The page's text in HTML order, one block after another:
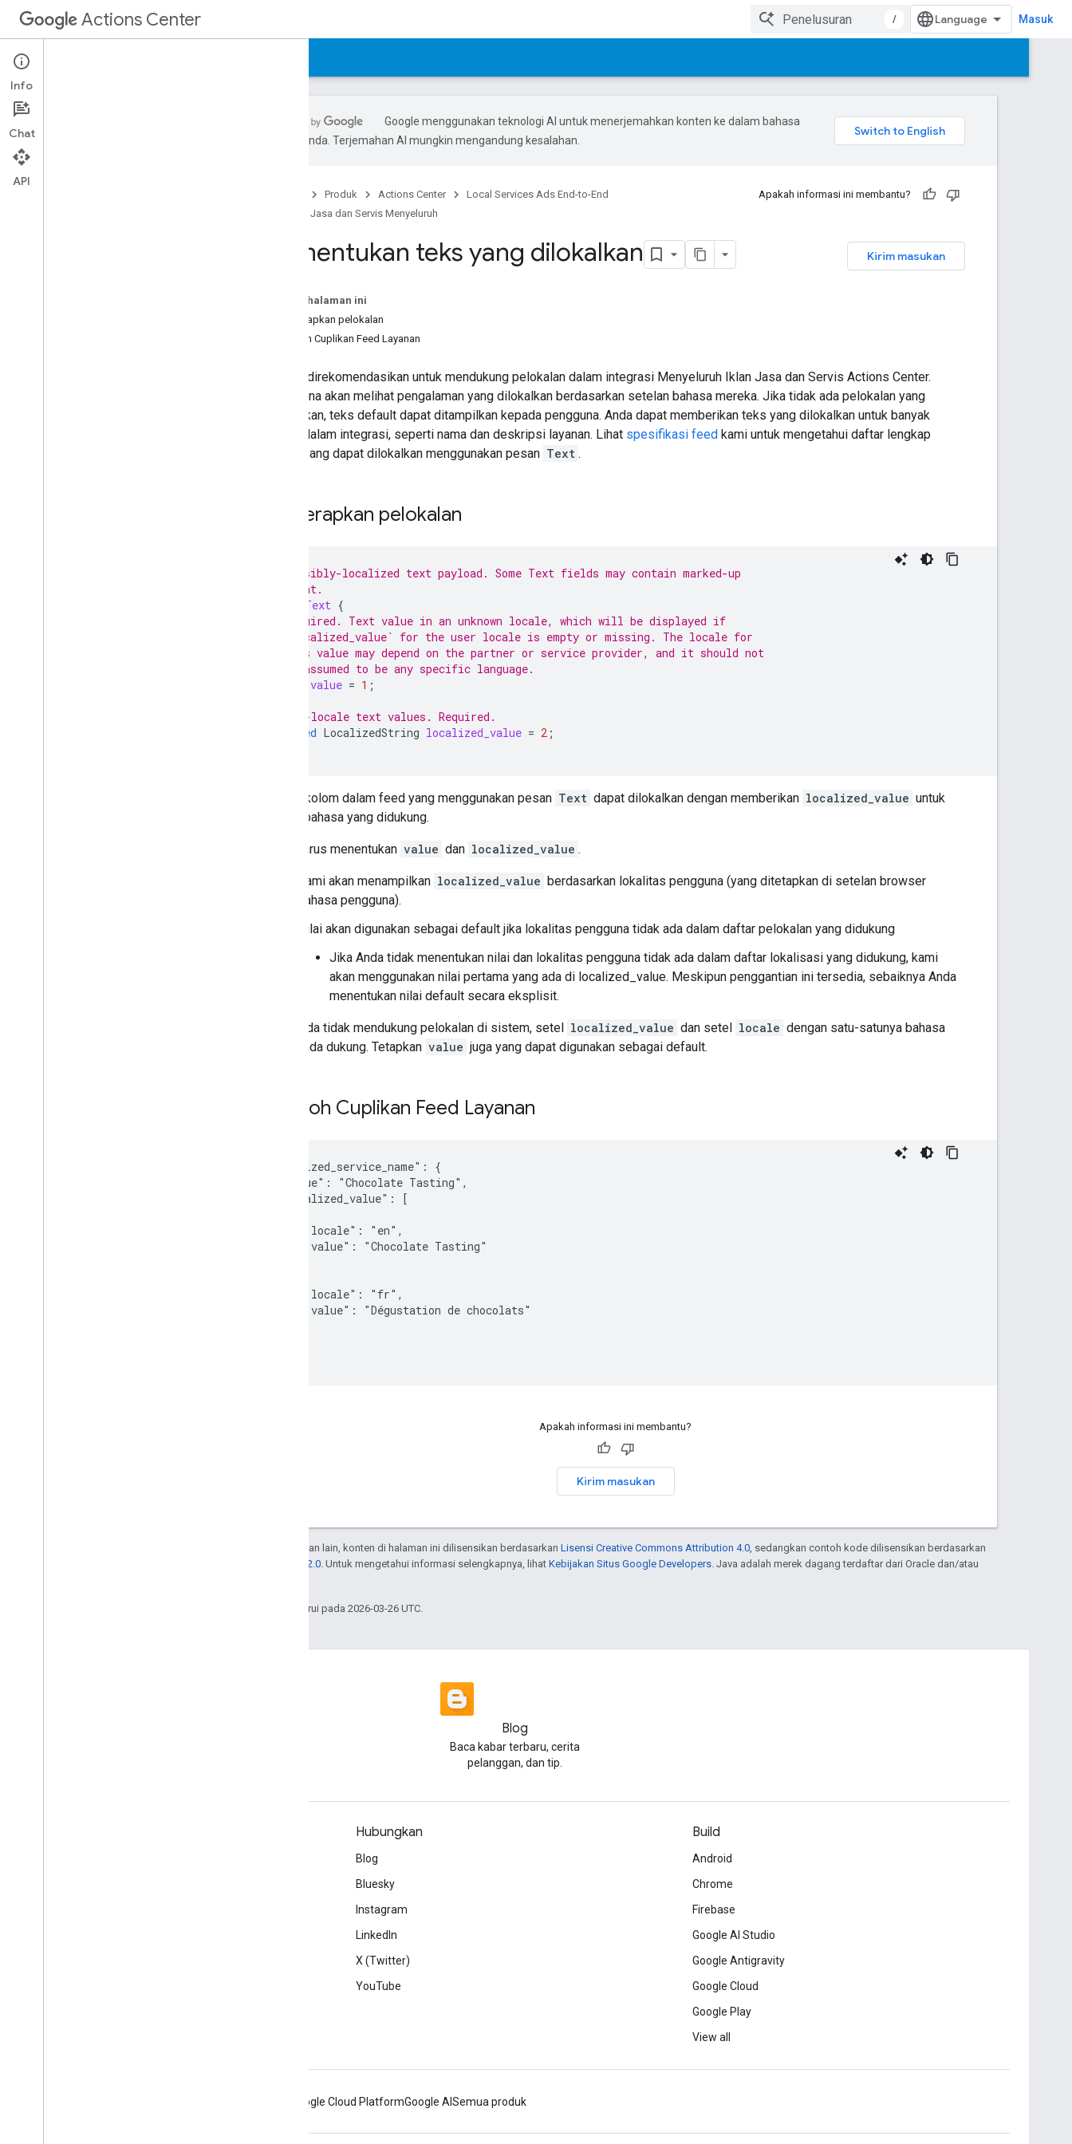
Actions Center / Masuk
Ringkasan dan Kelayakan
Kebijakan
Google menggunakan teknologi AI untuk menerjemahkan konten ke dalam bahasa
pilihan Anda. Terjemahan AI mungkin mengandung kesalahan.
Produk Actions Center
Local Services Ads End-to-End
Iklan Jasa dan Servis Menyeluruh
Apakah informasi ini membantu?
Kirim masukan
Menentukan teks yang dilokalkan
Pada halaman ini
Menerapkan pelokalan
Contoh Cuplikan Feed Layanan
Sangat direkomendasikan untuk mendukung pelokalan dalam integrasi Menyeluruh Iklan Jasa dan Servis Actions Center.
Pengguna akan melihat pengalaman yang dilokalkan berdasarkan setelan bahasa mereka. Jika tidak ada pelokalan yang
ditetapkan, teks default dapat ditampilkan kepada pengguna. Anda dapat memberikan teks yang dilokalkan untuk banyak
kolom dalam integrasi, seperti nama dan deskripsi layanan. Lihat spesifikasi feed kami untuk mengetahui daftar lengkap
kolom yang dapat dilokalkan menggunakan pesan Text .
Menerapkan pelokalan
// A possibly-localized text payload. Some Text fields may contain marked-up
// content.
Text {
// Required. Text value in an unknown locale, which will be displayed if
// `localized_value` for the user locale is empty or missing. The locale for
// this value may depend on the partner or service provider, and it should not
// be assumed to be any specific language.
value = 1 ;
// Per-locale text values. Required.
repeated LocalizedString localized_value = 2 ;
Setiap kolom dalam feed yang menggunakan pesan Text dapat dilokalkan dengan memberikan localized_value untuk
setiap bahasa yang didukung.
Anda harus menentukan value dan localized_value .
Kami akan menampilkan localized_value berdasarkan lokalitas pengguna (yang ditetapkan di setelan browser
bahasa pengguna).
Nilai akan digunakan sebagai default jika lokalitas pengguna tidak ada dalam daftar pelokalan yang didukung
Jika Anda tidak menentukan nilai dan lokalitas pengguna tidak ada dalam daftar lokalisasi yang didukung, kami
akan menggunakan nilai pertama yang ada di localized_value. Meskipun penggantian ini tersedia, sebaiknya Anda
menentukan nilai default secara eksplisit.
Jika Anda tidak mendukung pelokalan di sistem, setel localized_value dan setel locale dengan satu-satunya bahasa
yang Anda dukung. Tetapkan value juga yang dapat digunakan sebagai default.
Contoh Cuplikan Feed Layanan
  "localized_service_name": {
    "value": "Chocolate Tasting",
    "localized_value": [
        "locale": "en",
        "value": "Chocolate Tasting"
        "locale": "fr",
        "value": "Dégustation de chocolats"
Apakah informasi ini membantu?
Kirim masukan
Kecuali dinyatakan lain, konten di halaman ini dilisensikan berdasarkan Lisensi Creative Commons Attribution 4.0 , sedangkan contoh kode dilisensikan berdasarkan
Lisensi Apache 2.0 . Untuk mengetahui informasi selengkapnya, lihat Kebijakan Situs Google Developers . Java adalah merek dagang terdaftar dari Oracle dan/atau
Terakhir diperbarui pada 2026-03-26 UTC.
Blog
Baca kabar terbaru, cerita
pelanggan, dan tip.
Hubungkan
Blog
Bluesky
Instagram
LinkedIn
X (Twitter)
YouTube
Build
Android
Chrome
Firebase
Google AI Studio
Google Antigravity
Google Cloud
Google Play
View all
Google Cloud PlatformGoogle AI Semua produk
Info
Chat
API